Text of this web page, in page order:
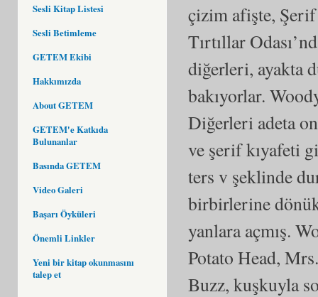
Sesli Kitap Listesi
Sesli Betimleme
GETEM Ekibi
Hakkımızda
About GETEM
GETEM'e Katkıda
Bulunanlar
Basında GETEM
Video Galeri
Başarı Öyküleri
Önemli Linkler
Yeni bir kitap okunmasını
talep et
çizim afişte, Şerif
Tırtıllar
diğerleri, ayakta
bakıyorlar.
Diğerleri adeta
ve şerif kıyafeti
ters v şeklinde
birbirlerine
yanlara açmış.
Potato Head,
Buzz, kuşkuyla